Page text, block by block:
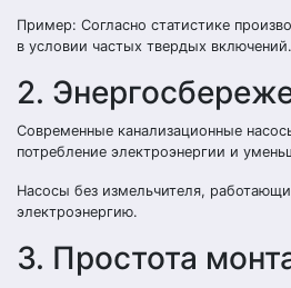
Пример: Согласно статистике
в условии частых твердых включений.
2.
Современные канализационные
потребление электроэнергии и
Насосы без измельчителя,
электроэнергию.
3. Простота